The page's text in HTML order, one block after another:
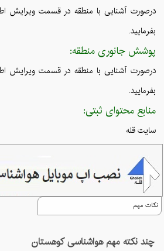
درصورت آشنایی با منطقه در قسمت ویرایش
بفرمایید.
پوشش جانوری منطقه:
درصورت آشنایی با منطقه در قسمت ویرایش
بفرمایید.
منابع محتوای ثبتی:
سایت قله
نکات مهم
چند نکته مهم هواشناسی کوهستان